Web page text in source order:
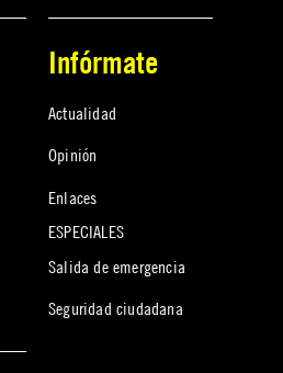
Infórmate
Actualidad
Opinión
Enlaces
ESPECIALES
Salida de emergencia
Seguridad ciudadana